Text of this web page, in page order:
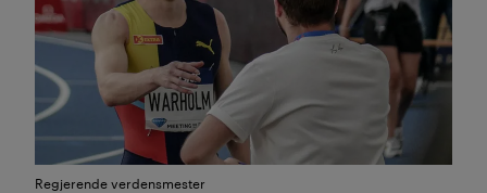
Regjerende verdensmester